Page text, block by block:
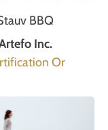
BBQ
Inc.
Or